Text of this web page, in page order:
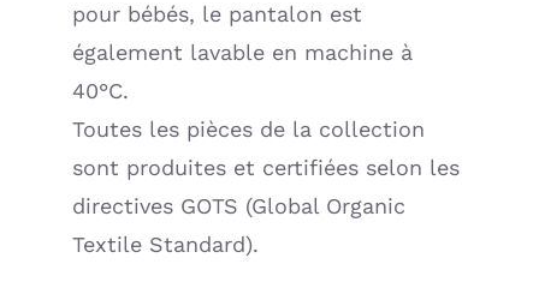
pour bébés, le pantalon est
également lavable en machine à
40°C.
Toutes les pièces de la collection
sont produites et certifiées selon les
directives GOTS (Global Organic
Textile Standard).